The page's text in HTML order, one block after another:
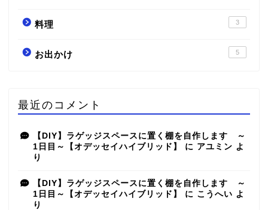
料理 3
お出かけ 5
最近のコメント
【DIY】ラゲッジスペースに置く棚を自作します ～
1日目～【オデッセイハイブリッド】
に アユミン よ
り
【DIY】ラゲッジスペースに置く棚を自作します ～
1日目～【オデッセイハイブリッド】
に こうへい よ
り